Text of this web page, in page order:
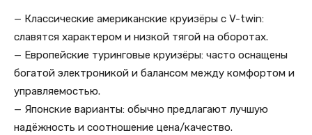
— Классические американские круизёры с V-twin:
славятся характером и низкой тягой на оборотах.
— Европейские туринговые круизёры: часто оснащены
богатой электроникой и балансом между комфортом и
управляемостью.
— Японские варианты: обычно предлагают лучшую
надёжность и соотношение цена/качество.